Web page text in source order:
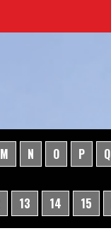
M N O P Q
13 14 15